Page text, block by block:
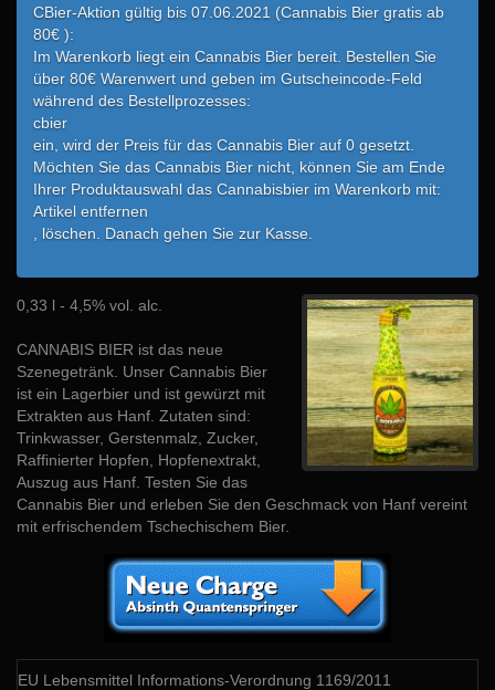
CBier-Aktion gültig bis 07.06.2021 (Cannabis Bier gratis ab
80€ ):
Im Warenkorb liegt ein Cannabis Bier bereit. Bestellen Sie
über 80€ Warenwert und geben im Gutscheincode-Feld
während des Bestellprozesses:
cbier
ein, wird der Preis für das Cannabis Bier auf 0 gesetzt.
Möchten Sie das Cannabis Bier nicht, können Sie am Ende
Ihrer Produktauswahl das Cannabisbier im Warenkorb mit:
Artikel entfernen
, löschen. Danach gehen Sie zur Kasse.
0,33 l - 4,5% vol. alc.
CANNABIS BIER ist das neue
Szenegetränk. Unser Cannabis Bier
ist ein Lagerbier und ist gewürzt mit
Extrakten aus Hanf. Zutaten sind:
Trinkwasser, Gerstenmalz, Zucker,
Raffinierter Hopfen, Hopfenextrakt,
Auszug aus Hanf. Testen Sie das
Cannabis Bier und erleben Sie den Geschmack von Hanf vereint
mit erfrischendem Tschechischem Bier.
EU Lebensmittel Informations-Verordnung 1169/2011